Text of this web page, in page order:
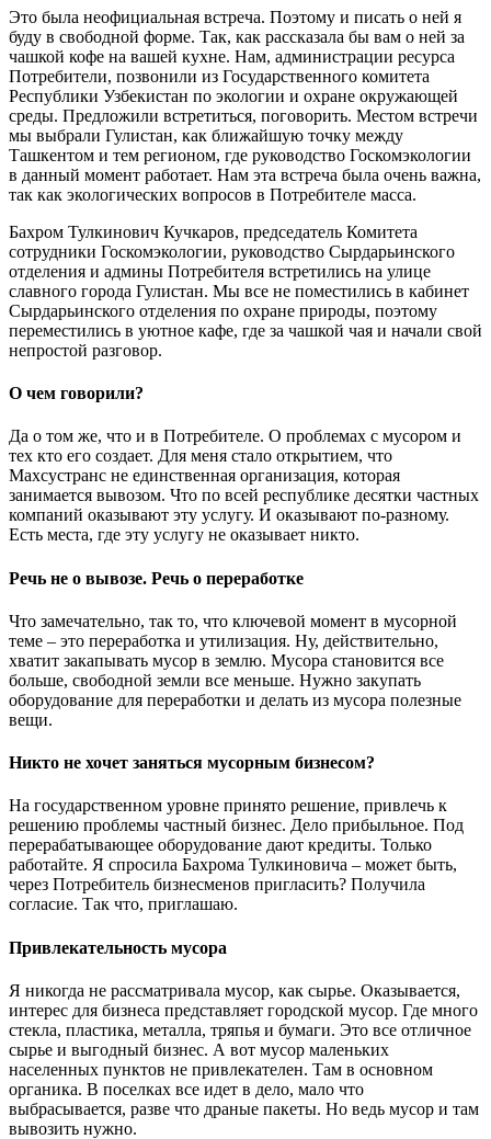
Это была неофициальная встреча. Поэтому и писать о ней я
буду в свободной форме. Так, как рассказала бы вам о ней за
чашкой кофе на вашей кухне. Нам, администрации ресурса
Потребители, позвонили из Государственного комитета
Республики Узбекистан по экологии и охране окружающей
среды. Предложили встретиться, поговорить. Местом встречи
мы выбрали Гулистан, как ближайшую точку между
Ташкентом и тем регионом, где руководство Госкомэкологии
в данный момент работает. Нам эта встреча была очень важна,
так как экологических вопросов в Потребителе масса.
Бахром Тулкинович Кучкаров, председатель Комитета
сотрудники Госкомэкологии, руководство Сырдарьинского
отделения и админы Потребителя встретились на улице
славного города Гулистан. Мы все не поместились в кабинет
Сырдарьинского отделения по охране природы, поэтому
переместились в уютное кафе, где за чашкой чая и начали свой
непростой разговор.
О чем говорили?
Да о том же, что и в Потребителе. О проблемах с мусором и
тех кто его создает. Для меня стало открытием, что
Махсустранс не единственная организация, которая
занимается вывозом. Что по всей республике десятки частных
компаний оказывают эту услугу. И оказывают по-разному.
Есть места, где эту услугу не оказывает никто.
Речь не о вывозе. Речь о переработке
Что замечательно, так то, что ключевой момент в мусорной
теме – это переработка и утилизация. Ну, действительно,
хватит закапывать мусор в землю. Мусора становится все
больше, свободной земли все меньше. Нужно закупать
оборудование для переработки и делать из мусора полезные
вещи.
Никто не хочет заняться мусорным бизнесом?
На государственном уровне принято решение, привлечь к
решению проблемы частный бизнес. Дело прибыльное. Под
перерабатывающее оборудование дают кредиты. Только
работайте. Я спросила Бахрома Тулкиновича – может быть,
через Потребитель бизнесменов пригласить? Получила
согласие. Так что, приглашаю.
Привлекательность мусора
Я никогда не рассматривала мусор, как сырье. Оказывается,
интерес для бизнеса представляет городской мусор. Где много
стекла, пластика, металла, тряпья и бумаги. Это все отличное
сырье и выгодный бизнес. А вот мусор маленьких
населенных пунктов не привлекателен. Там в основном
органика. В поселках все идет в дело, мало что
выбрасывается, разве что драные пакеты. Но ведь мусор и там
вывозить нужно.